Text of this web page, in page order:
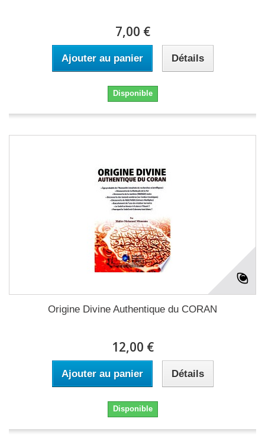
7,00 €
Ajouter au panier Détails
Disponible
Origine Divine Authentique du CORAN
12,00 €
Ajouter au panier Détails
Disponible